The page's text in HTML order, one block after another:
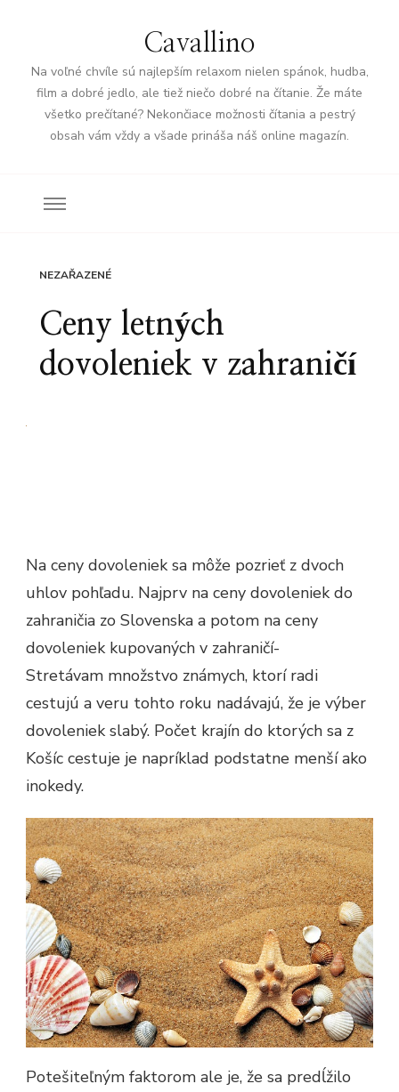
Cavallino
Na voľné chvíle sú najlepším relaxom nielen spánok, hudba,
film a dobré jedlo, ale tiež niečo dobré na čítanie. Že máte
všetko prečítané? Nekončiace možnosti čítania a pestrý
obsah vám vždy a všade prináša náš online magazín.
NEZAŘAZENÉ
Ceny letných
dovoleniek v zahraničí
Na ceny dovoleniek sa môže pozrieť z dvoch
uhlov pohľadu. Najprv na ceny dovoleniek do
zahraničia zo Slovenska a potom na ceny
dovoleniek kupovaných v zahraničí-
Stretávam množstvo známych, ktorí radi
cestujú a veru tohto roku nadávajú, že je výber
dovoleniek slabý. Počet krajín do ktorých sa z
Košíc cestuje je napríklad podstatne menší ako
inokedy.
Potešiteľným faktorom ale je, že sa predĺžilo